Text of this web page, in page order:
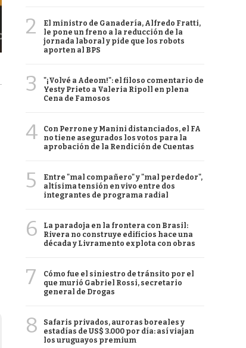
2
El ministro de Ganadería, Alfredo Fratti,
le pone un freno a la reducción de la
jornada laboral y pide que los robots
aporten al BPS
3
"¡Volvé a Adeom!": el filoso comentario de
Yesty Prieto a Valeria Ripoll en plena
Cena de Famosos
4
Con Perrone y Manini distanciados, el FA
no tiene asegurados los votos para la
aprobación de la Rendición de Cuentas
5
Entre "mal compañero" y "mal perdedor",
altísima tensión en vivo entre dos
integrantes de programa radial
6
La paradoja en la frontera con Brasil:
Rivera no construye edificios hace una
década y Livramento explota con obras
7
Cómo fue el siniestro de tránsito por el
que murió Gabriel Rossi, secretario
general de Drogas
8
Safaris privados, auroras boreales y
estadías de US$ 3.000 por día: así viajan
los uruguayos premium